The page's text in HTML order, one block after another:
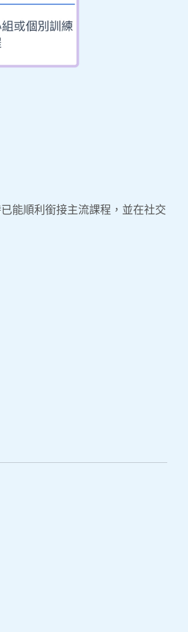
能順利銜接主流課程，並在社交